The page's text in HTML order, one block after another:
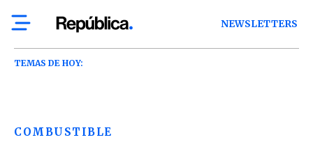
NEWSLETTERS
TEMAS DE HOY:
COMBUSTIBLE